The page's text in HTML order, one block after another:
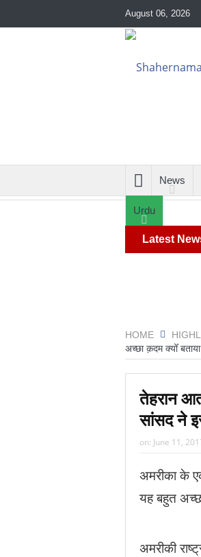
August 06, 2026
News
Urdu
Latest
आग़ा मीर की
HOME
अच्छा क़दम क्योँ
तेहरान
सांसद ने
on: June 11,
अमरीका के
यह बहुत
अमरीकी